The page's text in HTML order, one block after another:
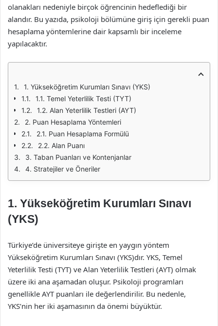
olanakları nedeniyle birçok öğrencinin hedeflediği bir
alandır. Bu yazıda, psikoloji bölümüne giriş için gerekli puan
hesaplama yöntemlerine dair kapsamlı bir inceleme
yapılacaktır.
1. Yükseköğretim Kurumları Sınavı (YKS)
1.1. Temel Yeterlilik Testi (TYT)
1.2. Alan Yeterlilik Testleri (AYT)
2. Puan Hesaplama Yöntemleri
2.1. Puan Hesaplama Formülü
2.2. Alan Puanı
3. Taban Puanları ve Kontenjanlar
4. Stratejiler ve Öneriler
1. Yükseköğretim Kurumları Sınavı
(YKS)
Türkiye’de üniversiteye girişte en yaygın yöntem
Yükseköğretim Kurumları Sınavı (YKS)dır. YKS, Temel
Yeterlilik Testi (TYT) ve Alan Yeterlilik Testleri (AYT) olmak
üzere iki ana aşamadan oluşur. Psikoloji programları
genellikle AYT puanları ile değerlendirilir. Bu nedenle,
YKS’nin her iki aşamasının da önemi büyüktür.